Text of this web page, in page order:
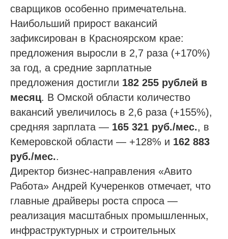
сварщиков особенно примечательна.
Наибольший прирост вакансий
зафиксирован в Красноярском крае:
предложения выросли в 2,7 раза (+170%)
за год, а средние зарплатные
предложения достигли 182 255 рублей в
месяц. В Омской области количество
вакансий увеличилось в 2,6 раза (+155%),
средняя зарплата — 165 321 руб./мес., в
Кемеровской области — +128% и 162 883
руб./мес..
Директор бизнес‑направления «Авито
Работа» Андрей Кучеренков отмечает, что
главные драйверы роста спроса —
реализация масштабных промышленных,
инфраструктурных и строительных